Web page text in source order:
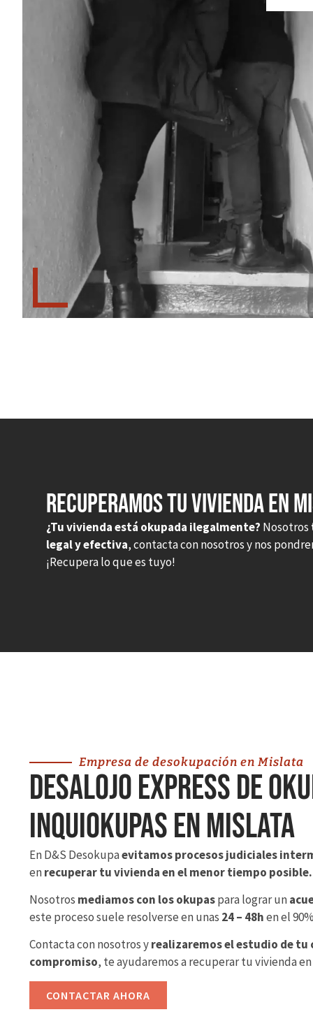
Recuperamos tu vivienda en
¿Tu vivienda está okupada ilegalmente? Nosotros
legal y efectiva, contacta con nosotros y nos
¡Recupera lo que es tuyo!
Empresa de desokupación en Mislata
Desalojo Express de
Inquiokupas en Mislata
En D&S Desokupaevitamos procesos judiciales
en recuperar tu vivienda en el menor tiempo posible.
Nosotros mediamos con los okupaspara lograr un
este proceso suele resolverse en unas 24 – 48hen el
Contacta con nosotros yrealizaremos el estudio de tu
compromiso, te ayudaremos a recuperar tu vivienda
CONTACTAR AHORA